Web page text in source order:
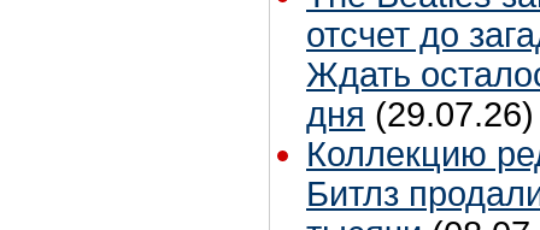
отсчет до
Ждать
дня (29.07.26)
Коллекцию
Битлз